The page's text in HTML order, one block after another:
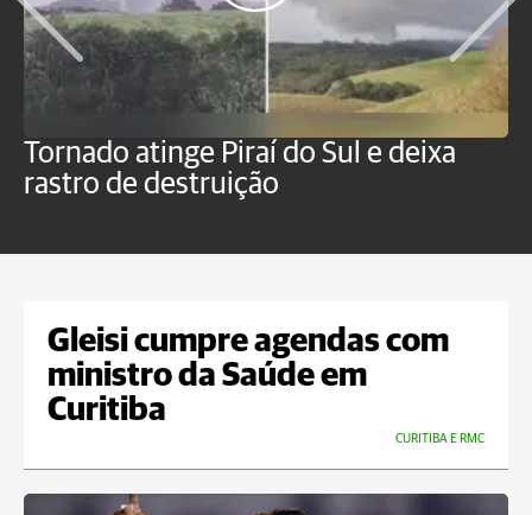
Tornado atinge Piraí do Sul e deixa
rastro de destruição
Gleisi cumpre agendas com
ministro da Saúde em
Curitiba
CURITIBA E RMC